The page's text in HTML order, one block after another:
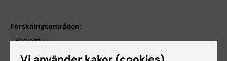
Forskningsområden:
Pediatrik
Är du Markus Brissman?